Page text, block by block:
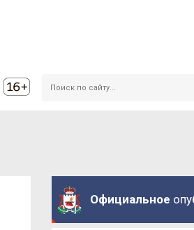
Официальное